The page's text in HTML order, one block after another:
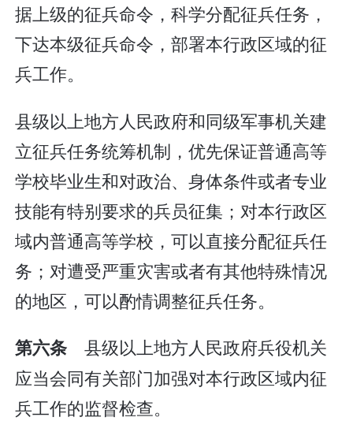
据上级的征兵命令，科学分配征兵任务，
下达本级征兵命令，部署本行政区域的征
兵工作。
县级以上地方人民政府和同级军事机关建
立征兵任务统筹机制，优先保证普通高等
学校毕业生和对政治、身体条件或者专业
技能有特别要求的兵员征集；对本行政区
域内普通高等学校，可以直接分配征兵任
务；对遭受严重灾害或者有其他特殊情况
的地区，可以酌情调整征兵任务。
第六条 县级以上地方人民政府兵役机关
应当会同有关部门加强对本行政区域内征
兵工作的监督检查。